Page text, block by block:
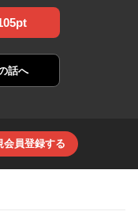
話へ
会員登録する